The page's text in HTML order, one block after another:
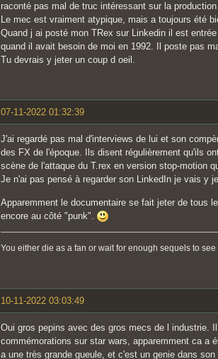
raconté pas mal de truc intéressant sur la production
Le mec est vraiment atypique, mais a toujours été
Quand j ai posté mon TRex sur Linkedin il est
quand il avait besoin de moi en 1992. Il poste pas
Tu devrais y jeter un coup d oeil.
07-11-2022 01:32:39
J'ai regardé pas mal d'interviews de lui et son
des FX de l'époque. Ils disent régulièrement qu'ils
scène de l'attaque du T.rex en version stop-motion
Je n'ai pas pensé à regarder son LinkedIn je vais y
Apparemment le documentaire se fait jeter de tous
encore au côté "punk".
You either die as a fan or wait for enough sequels to
10-11-2022 03:03:49
Oui gros pepins avec des gros mecs de l industrie.
commémorations sur star wars, apparemment ca a
a une très grande gueule, et c'est un genie dans